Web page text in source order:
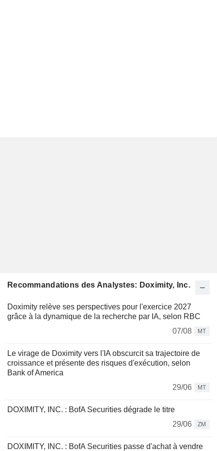
Recommandations des Analystes: Doximity, Inc.
Doximity relève ses perspectives pour l'exercice 2027
grâce à la dynamique de la recherche par IA, selon RBC
07/08
MT
Le virage de Doximity vers l'IA obscurcit sa trajectoire de
croissance et présente des risques d'exécution, selon
Bank of America
29/06
MT
DOXIMITY, INC. : BofA Securities dégrade le titre
29/06
ZM
DOXIMITY, INC. : BofA Securities passe d'achat à vendre